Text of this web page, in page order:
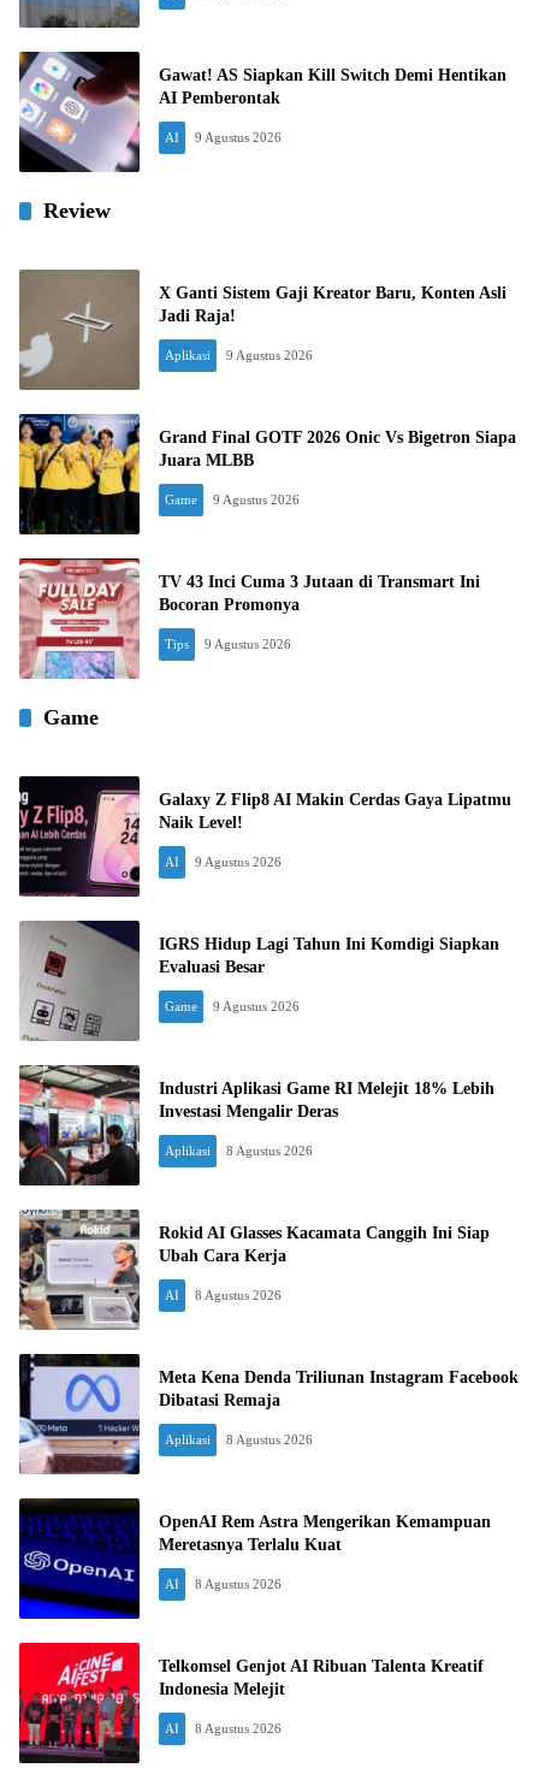
Gawat! AS Siapkan Kill Switch Demi Hentikan
AI Pemberontak
AI 9 Agustus 2026
Review
X Ganti Sistem Gaji Kreator Baru, Konten Asli
Jadi Raja!
Aplikasi 9 Agustus 2026
Grand Final GOTF 2026 Onic Vs Bigetron Siapa
Juara MLBB
Game 9 Agustus 2026
TV 43 Inci Cuma 3 Jutaan di Transmart Ini
Bocoran Promonya
Tips 9 Agustus 2026
Game
Galaxy Z Flip8 AI Makin Cerdas Gaya Lipatmu
Naik Level!
AI 9 Agustus 2026
IGRS Hidup Lagi Tahun Ini Komdigi Siapkan
Evaluasi Besar
Game 9 Agustus 2026
Industri Aplikasi Game RI Melejit 18% Lebih
Investasi Mengalir Deras
Aplikasi 8 Agustus 2026
Rokid AI Glasses Kacamata Canggih Ini Siap
Ubah Cara Kerja
AI 8 Agustus 2026
Meta Kena Denda Triliunan Instagram Facebook
Dibatasi Remaja
Aplikasi 8 Agustus 2026
OpenAI Rem Astra Mengerikan Kemampuan
Meretasnya Terlalu Kuat
AI 8 Agustus 2026
Telkomsel Genjot AI Ribuan Talenta Kreatif
Indonesia Melejit
AI 8 Agustus 2026